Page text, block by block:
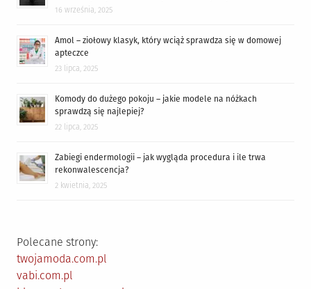
16 września, 2025
Amol – ziołowy klasyk, który wciąż sprawdza się w domowej
apteczce
23 lipca, 2025
Komody do dużego pokoju – jakie modele na nóżkach
sprawdzą się najlepiej?
22 lipca, 2025
Zabiegi endermologii – jak wygląda procedura i ile trwa
rekonwalescencja?
2 kwietnia, 2025
Polecane strony:
twojamoda.com.pl
vabi.com.pl